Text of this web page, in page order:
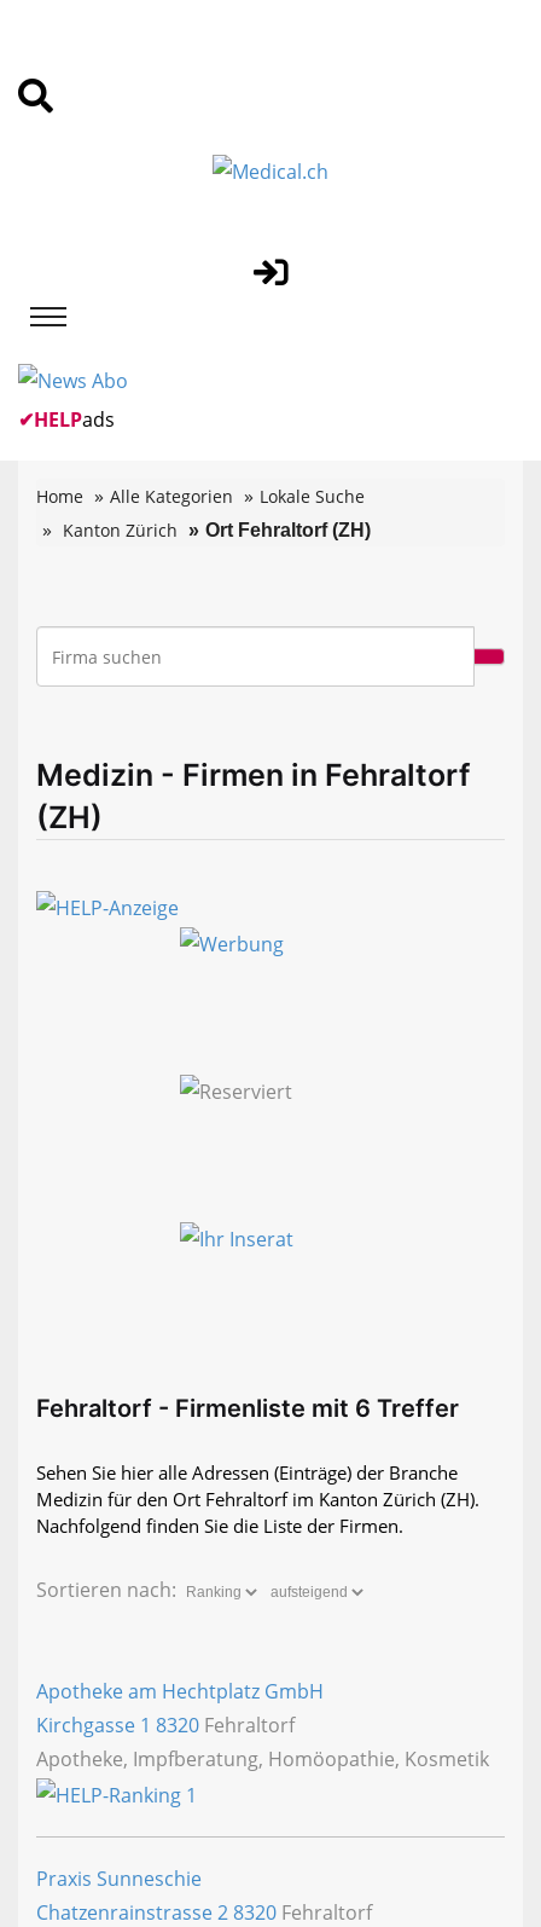
✔HELPads
Home Alle Kategorien
Lokale Suche
Kanton Zürich
Ort Fehraltorf (ZH)
Medizin - Firmen in Fehraltorf
(ZH)
Fehraltorf - Firmenliste mit 6 Treffer
Sehen Sie hier alle Adressen (Einträge) der Branche
Medizin für den Ort Fehraltorf im Kanton Zürich (ZH).
Nachfolgend finden Sie die Liste der Firmen.
Sortieren nach:
Apotheke am Hechtplatz GmbH
Kirchgasse 1 8320 Fehraltorf
Apotheke, Impfberatung, Homöopathie, Kosmetik
Praxis Sunneschie
Chatzenrainstrasse 28320 Fehraltorf